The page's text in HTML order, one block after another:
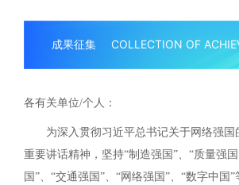
成果征集 COLLECTION OF
各有关单位/个人：
为深入贯彻习近平总书记关于网络强国
重要讲话精神，坚持“制造强国”、“质量强
国”、“交通强国”、“网络强国”、“数字中国